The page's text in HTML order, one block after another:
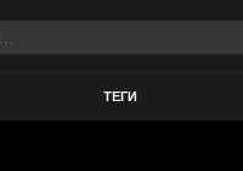
ТЕГИ